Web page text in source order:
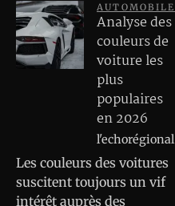
AUTOMOBILE
Analyse des
couleurs de
voiture les
plus
populaires
en 2026
l'echorégional
Les couleurs des voitures
suscitent toujours un vif
intérêt auprès des